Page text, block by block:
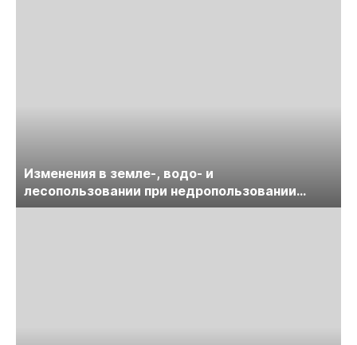
Изменения в земле-, водо- и
лесопользовании при недропользовании
обсудят на семинаре «ПравоТЭК»